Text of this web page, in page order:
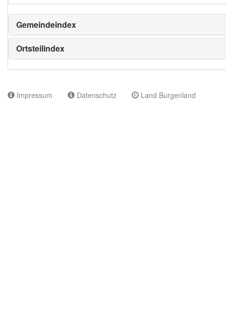
Gemeindeindex
Ortsteilindex
Impressum Datenschutz Land Burgenland